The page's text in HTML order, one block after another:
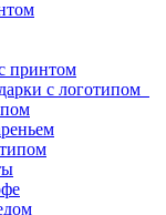
принтом
с логотипом